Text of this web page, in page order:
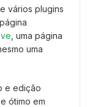
vários plugins
, uma página
uma
e edição
ótimo em